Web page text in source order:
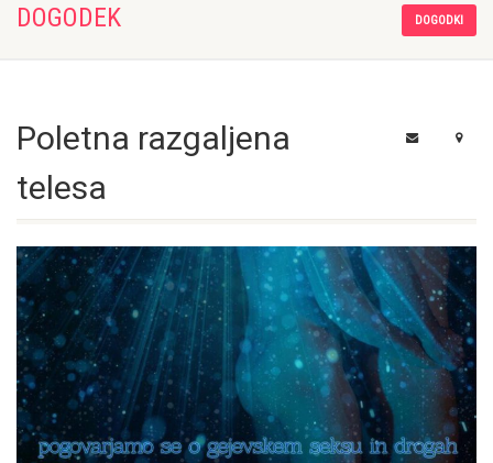
DOGODEK DOGODKI
Poletna razgaljena
telesa